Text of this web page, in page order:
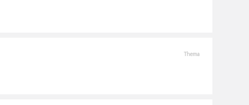
Thema